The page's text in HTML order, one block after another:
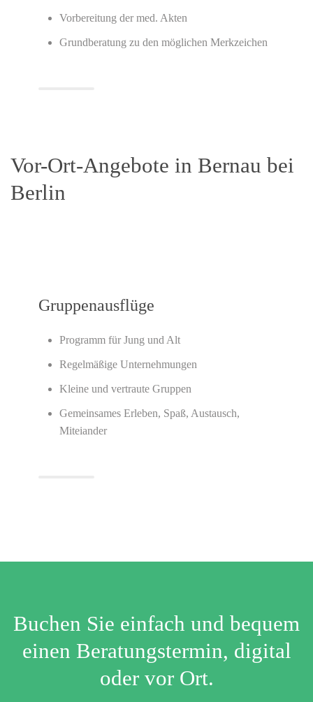
Vorbereitung der med. Akten
Grundberatung zu den möglichen Merkzeichen
Vor-Ort-Angebote in Bernau bei
Berlin
Gruppenausflüge
Programm für Jung und Alt
Regelmäßige Unternehmungen
Kleine und vertraute Gruppen
Gemeinsames Erleben, Spaß, Austausch,
Miteiander
Buchen Sie einfach und bequem
einen Beratungstermin, digital
oder vor Ort.